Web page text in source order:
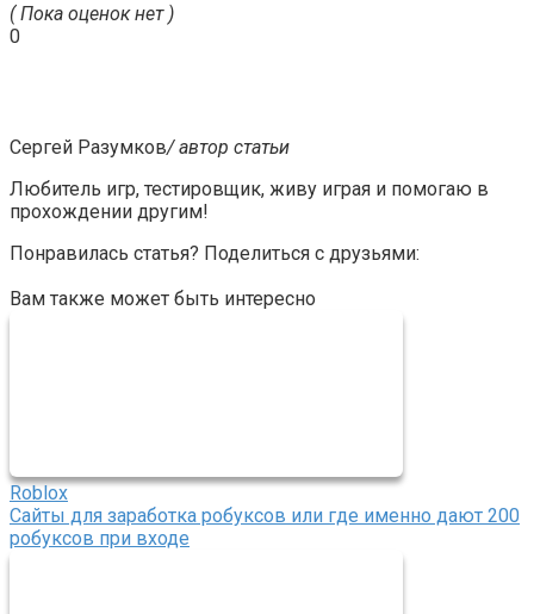
( Пока оценок нет )
0
Сергей Разумков/ автор статьи
Любитель игр, тестировщик, живу играя и помогаю в
прохождении другим!
Понравилась статья? Поделиться с друзьями:
Вам также может быть интересно
Roblox
Сайты для заработка робуксов или где именно дают 200
робуксов при входе